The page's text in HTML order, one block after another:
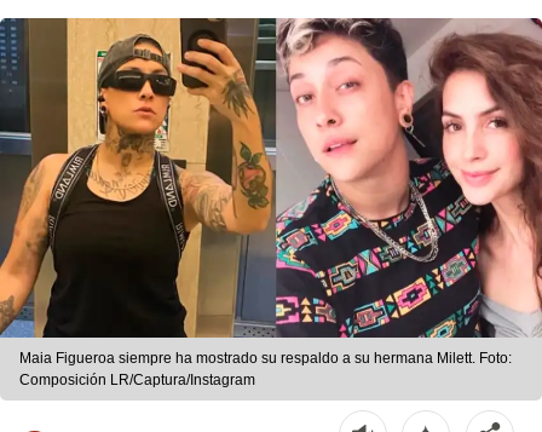
Maia Figueroa siempre ha mostrado su respaldo a su hermana Milett. Foto:
Composición LR/Captura/Instagram